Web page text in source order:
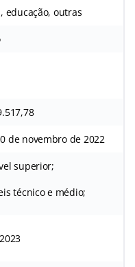
educação, outras
de novembro de 2022
superior;
técnico e médio;